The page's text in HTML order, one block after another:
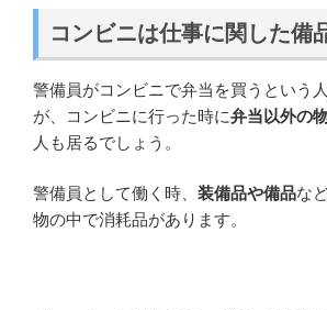
コンビニは仕事に関した備
警備員がコンビニで弁当を買うという
が、コンビニに行った時に弁当以外の
人も居るでしょう。
警備員として働く時、 装備品や備品な
物の中で消耗品があります。